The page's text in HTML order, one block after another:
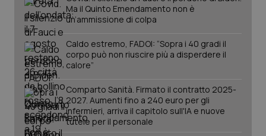
Ma il Quinto Emendamento non è
un’ammissione di colpa
Caldo estremo, FADOI: “Sopra i 40 gradi il
corpo può non riuscire più a disperdere il
calore”
Comparto Sanità. Firmato il contratto 2025-
2027. Aumenti fino a 240 euro per gli
infermieri, arriva il capitolo sull'IA e nuove
tutele per il personale